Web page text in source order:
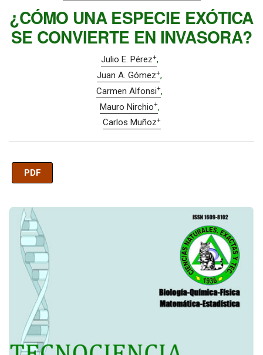
¿CÓMO UNA ESPECIE EXÓTICA
SE CONVIERTE EN INVASORA?
Julio E. Pérez+
Juan A. Gómez+
Carmen Alfonsi+
Mauro Nirchio+
Carlos Muñoz+
PDF
Imagen de portada